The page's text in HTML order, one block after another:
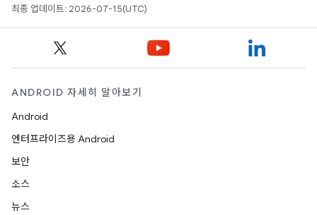
최종 업데이트: 2026-07-15(UTC)
ANDROID 자세히 알아보기
Android
엔터프라이즈용 Android
보안
소스
뉴스